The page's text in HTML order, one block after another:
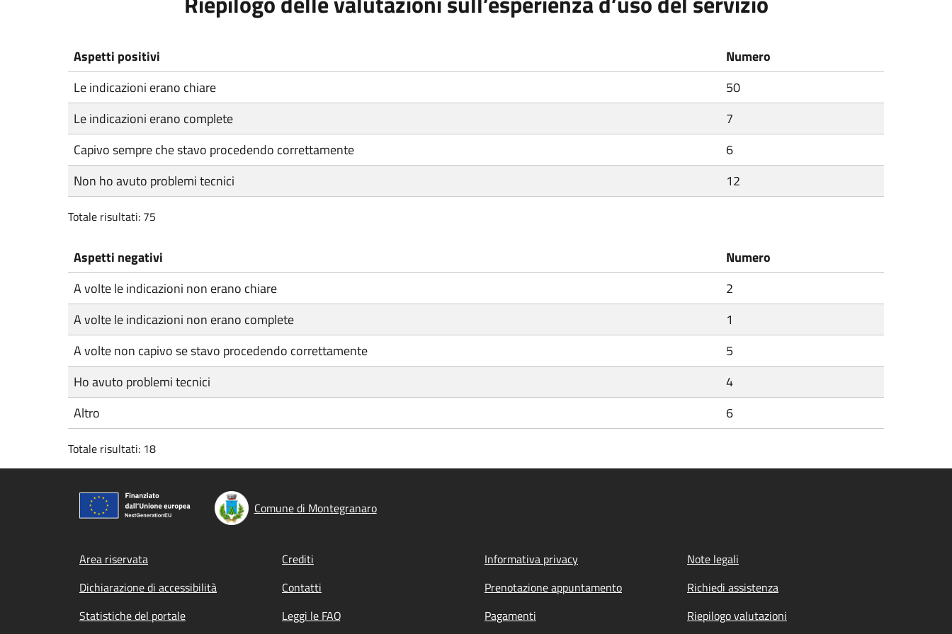
Aspetti positivi
Numero
Le indicazioni erano chiare
50
Le indicazioni erano complete
7
Capivo sempre che stavo procedendo correttamente
6
Non ho avuto problemi tecnici
12
Totale risultati: 75
Aspetti negativi
Numero
A volte le indicazioni non erano chiare
2
A volte le indicazioni non erano complete
1
A volte non capivo se stavo procedendo correttamente
5
Ho avuto problemi tecnici
4
Altro
6
Totale risultati: 18
Comune di Montegranaro
Footer menu
Area riservata Crediti Informativa privacy
Note legali
Dichiarazione di accessibilità
Contatti Prenotazione appuntamento
Richiedi assistenza
Statistiche del portale
Leggi le FAQ Pagamenti Riepilogo valutazioni